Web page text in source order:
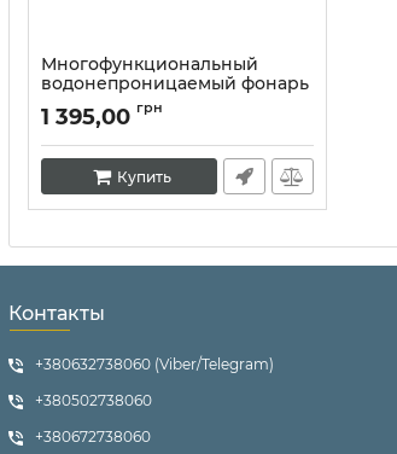
Многофункциональный
водонепроницаемый фонарь
Артикул:10117
1 395,00 грн
Купить
Контакты
+380632738060 (Viber/Telegram)
+380502738060
+380672738060